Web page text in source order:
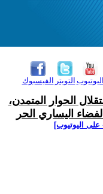
الفيسبوك التويتر اليوتيوب
الحوار المتمدن،
اليساري الحر
اليوتيوب]